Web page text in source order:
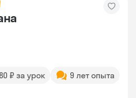
₽ за урок
9 лет опыта